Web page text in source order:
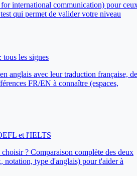
international communication) pour
qui permet de valider votre niveau
les signes
anglais avec leur traduction française,
FR/EN à connaître (espaces,
et l'IELTS
? Comparaison complète des deux
notation, type d'anglais) pour t'aider à